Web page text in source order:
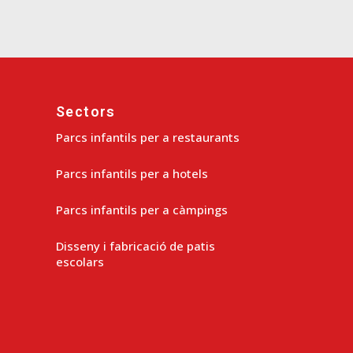
Sectors
Parcs infantils per a restaurants
Parcs infantils per a hotels
Parcs infantils per a càmpings
Disseny i fabricació de patis
escolars